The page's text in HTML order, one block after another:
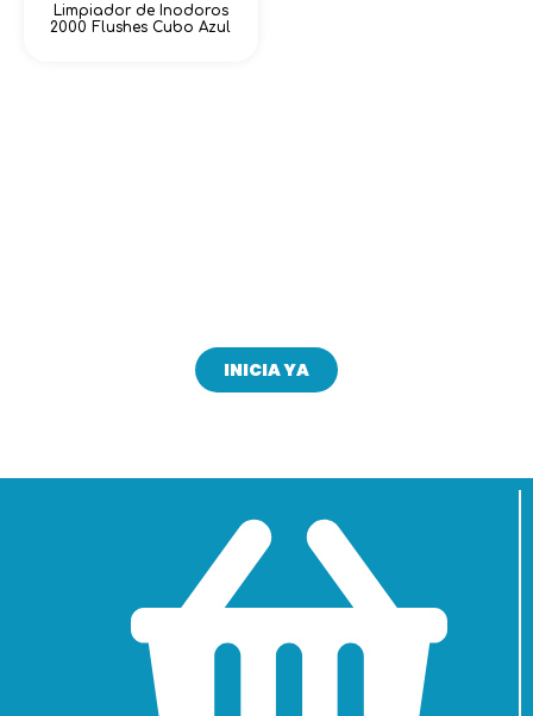
Limpiador de Inodoros
2000 Flushes Cubo Azul
INICIA YA